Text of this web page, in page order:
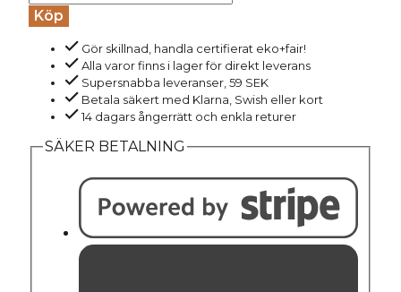
100%
bomull
JONATHAN
mängd
Köp
Gör skillnad, handla certifierat eko+fair!
Alla varor finns i lager för direkt leverans
Supersnabba leveranser, 59 SEK
Betala säkert med Klarna, Swish eller kort
14 dagars ångerrätt och enkla returer
SÄKER BETALNING